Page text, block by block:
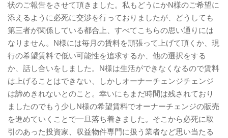
状のご報告をさせて頂きました。私もどうにかN様のご希望に
添えるように必死に交渉を行っておりましたが、どうしても
第三者が関係している都合上、すべてこちらの思い通りには
なりません。N様には毎月の賃料を頑張って上げて頂くか、現
行の希望賃料で低い可能性を追求するか、他の選択をする
か、話し合いをしました。N様は生活ができなくなるので賃料
は上げることはできない、しかしオーナーチェンジチェンジ
は諦めきれないとのこと。幸いにもまだ時間は残されており
ましたのでもう少しN様の希望賃料でオーナーチェンジの販売
を進めていくことで一旦落ち着きました。そこから必死に取
引のあった投資家、収益物件専門に扱う業者など思い当たる